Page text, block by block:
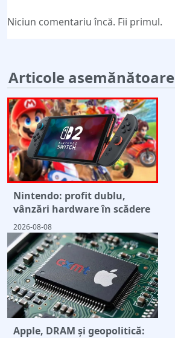
Niciun comentariu încă. Fii primul.
Articole asemănătoare
Nintendo: profit dublu,
vânzări hardware în scădere
2026-08-08
Apple, DRAM și geopolitică: